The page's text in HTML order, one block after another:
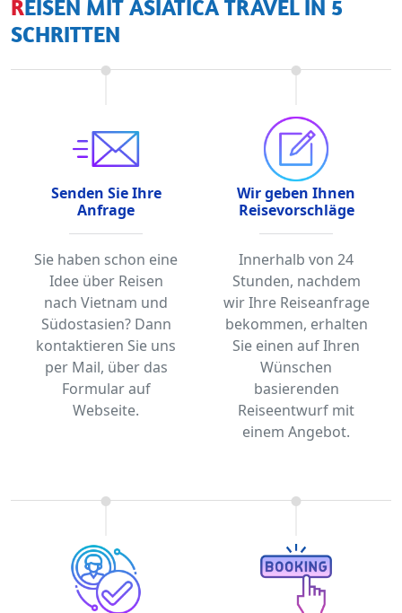
REISEN MIT ASIATICA TRAVEL IN 5
SCHRITTEN
Senden Sie Ihre
Anfrage
Sie haben schon eine
Idee über Reisen
nach Vietnam und
Südostasien? Dann
kontaktieren Sie uns
per Mail, über das
Formular auf
Webseite.
Wir geben Ihnen
Reisevorschläge
Innerhalb von 24
Stunden, nachdem
wir Ihre Reiseanfrage
bekommen, erhalten
Sie einen auf Ihren
Wünschen
basierenden
Reiseentwurf mit
einem Angebot.